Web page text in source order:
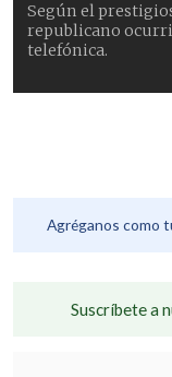
Según el
republicano
telefónica.
Agréganos como
Suscríbete a